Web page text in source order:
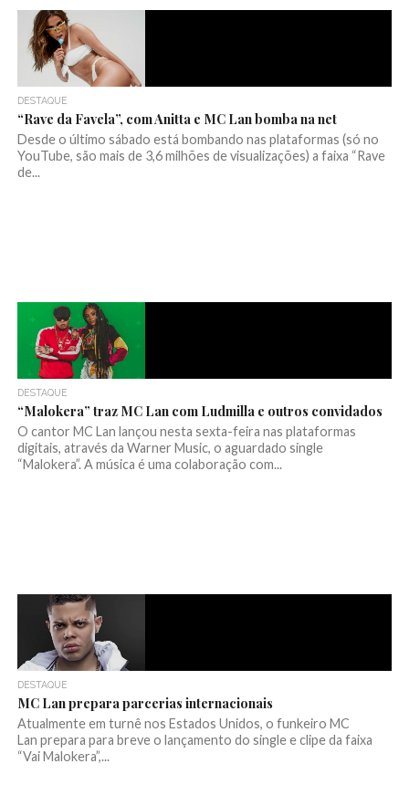
DESTAQUE
“Rave da Favela”, com Anitta e MC Lan bomba na net
Desde o último sábado está bombando nas plataformas (só no
YouTube, são mais de 3,6 milhões de visualizações) a faixa “Rave
de...
DESTAQUE
“Malokera” traz MC Lan com Ludmilla e outros convidados
O cantor MC Lan lançou nesta sexta-feira nas plataformas
digitais, através da Warner Music, o aguardado single
“Malokera”. A música é uma colaboração com...
DESTAQUE
MC Lan prepara parcerias internacionais
Atualmente em turnê nos Estados Unidos, o funkeiro MC
Lan prepara para breve o lançamento do single e clipe da faixa
“Vai Malokera”,...